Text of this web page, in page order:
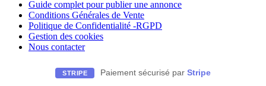
Guide complet pour publier une annonce
Conditions Générales de Vente
Politique de Confidentialité -RGPD
Gestion des cookies
Nous contacter
STRIPE Paiement sécurisé par Stripe